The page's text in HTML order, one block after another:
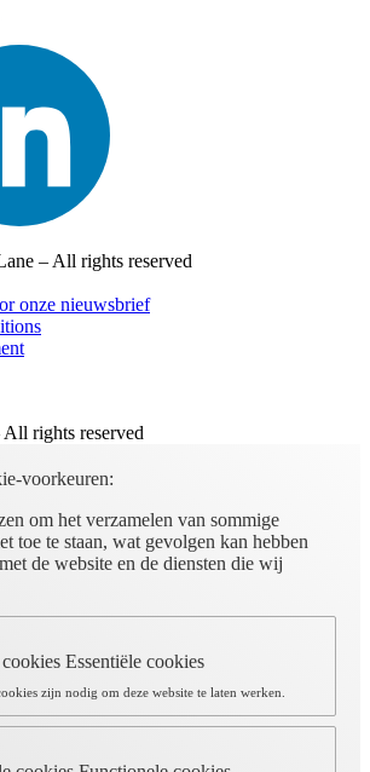
– All rights reserved
onze nieuwsbrief
rights reserved
voorkeuren:
om het verzamelen van sommige
toe te staan, wat gevolgen kan hebben
de website en de diensten die wij
Essentiële cookies
zijn nodig om deze website te laten werken.